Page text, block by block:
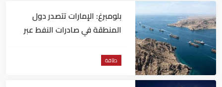
بلومبرغ: الإمارات تتصدر دول
المنطقة في صادرات النفط عبر
طاقة